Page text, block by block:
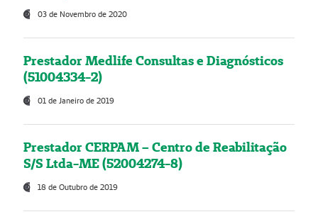
03 de Novembro de 2020
Prestador Medlife Consultas e Diagnósticos
(51004334-2)
01 de Janeiro de 2019
Prestador CERPAM – Centro de Reabilitação
S/S Ltda-ME (52004274-8)
18 de Outubro de 2019